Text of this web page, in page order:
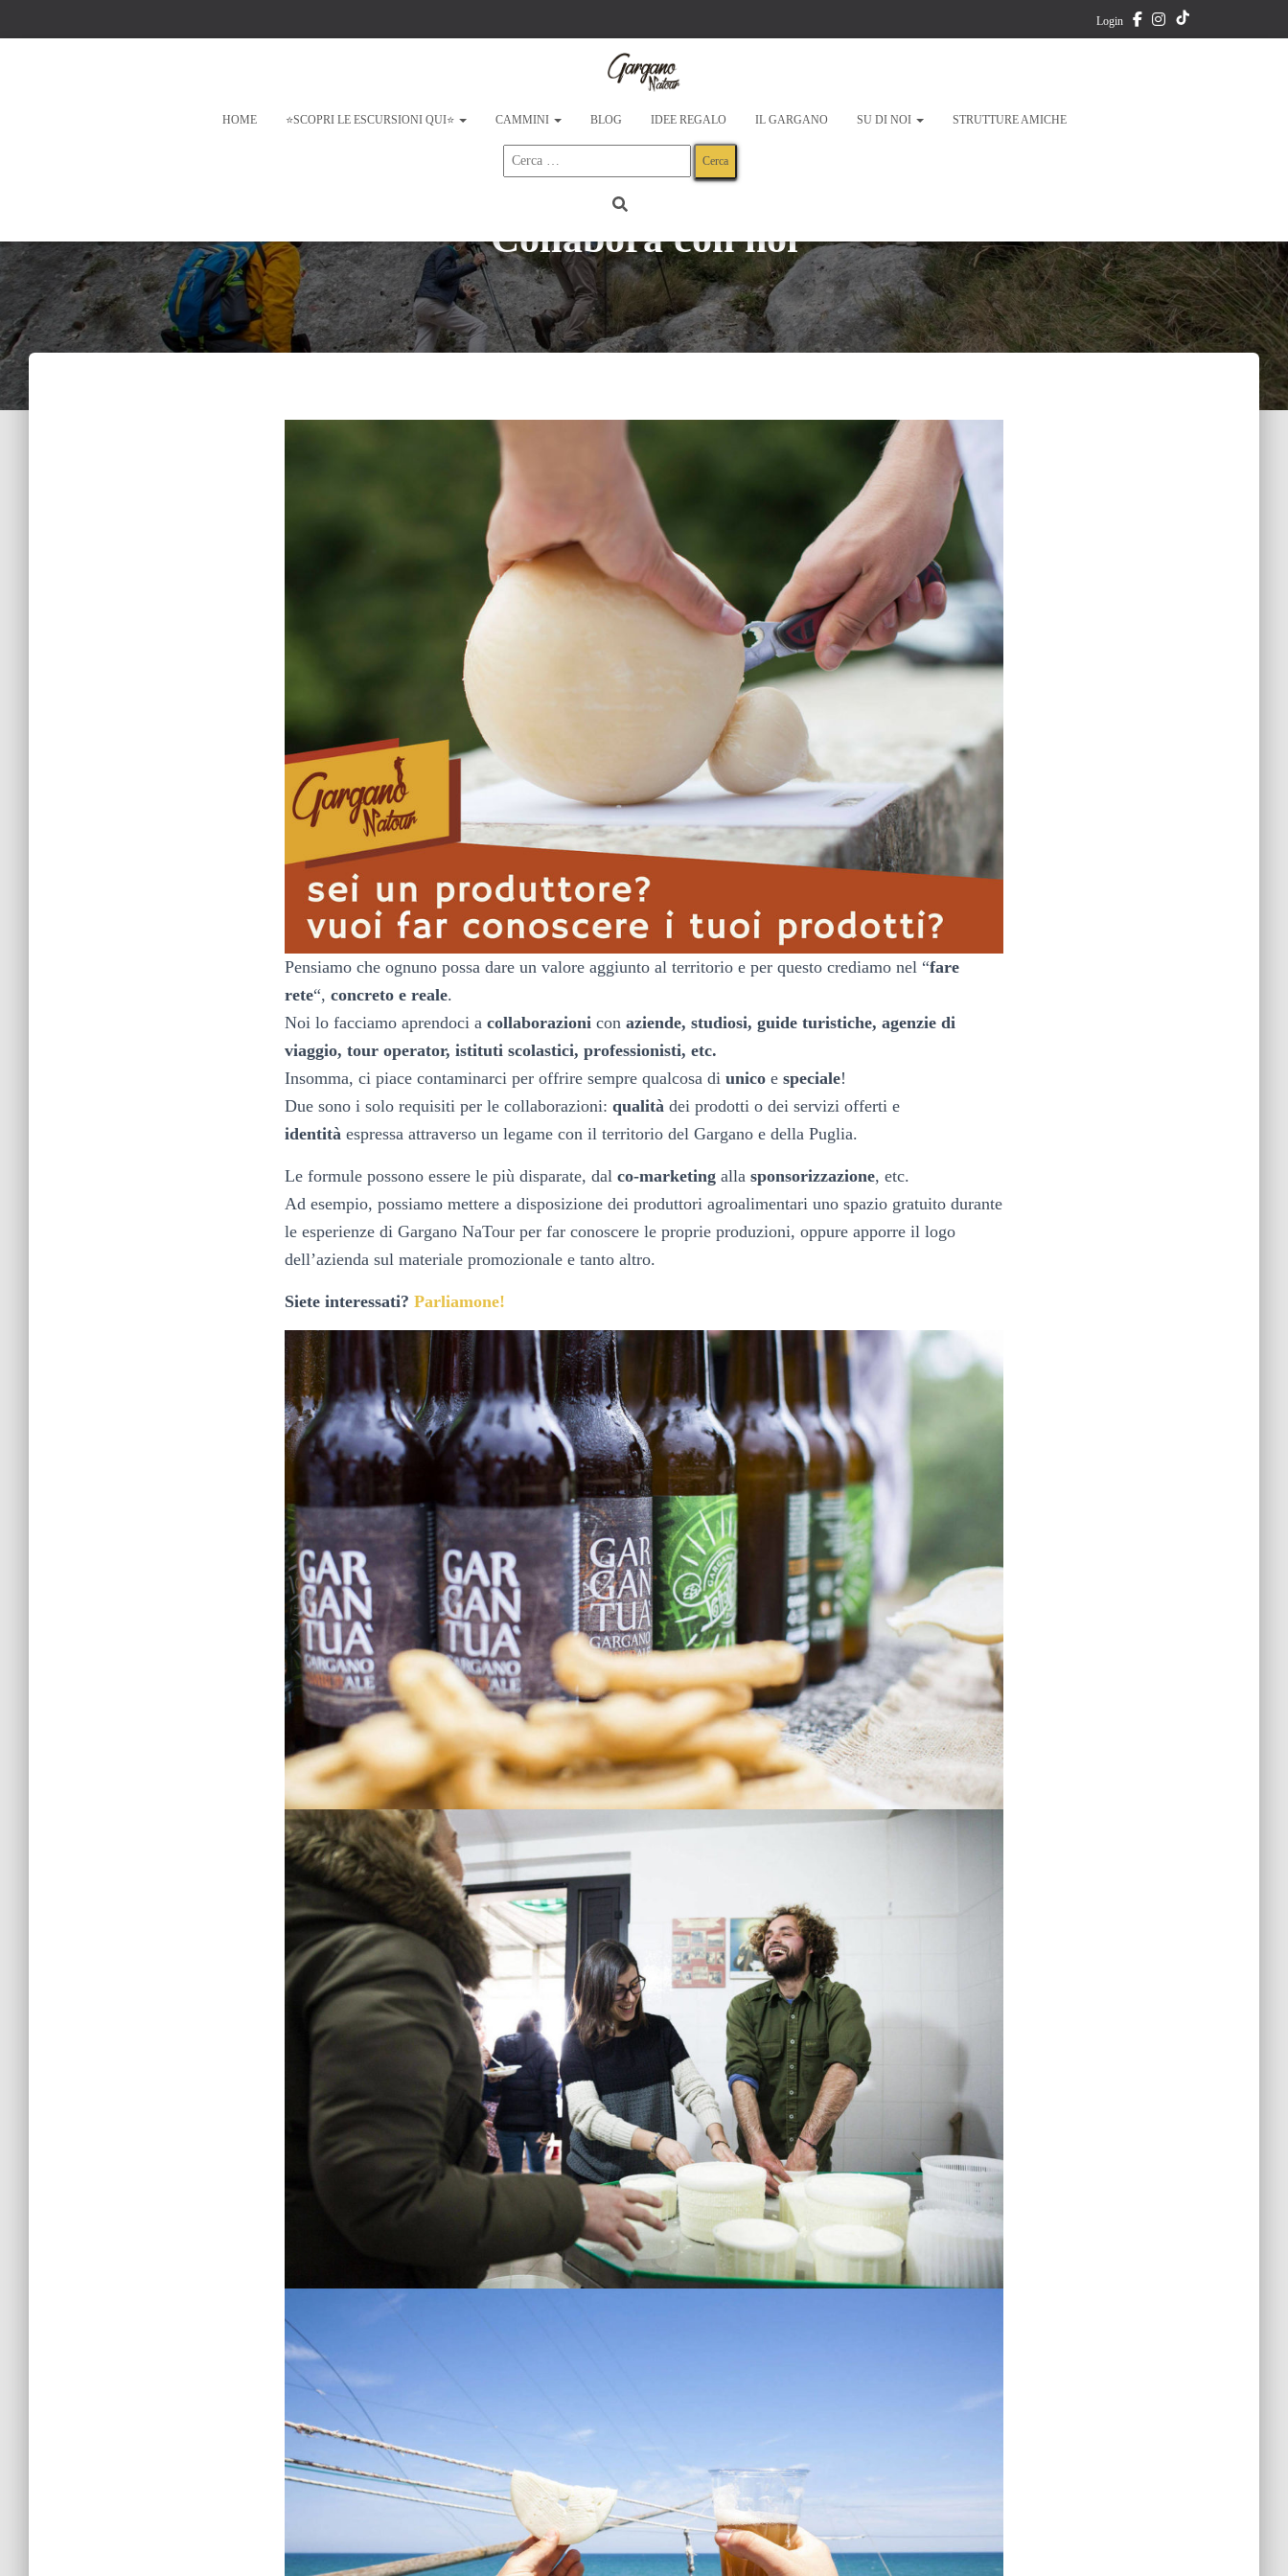
Login
HOME ⭐SCOPRI LE ESCURSIONI QUI⭐ CAMMINI BLOG IDEE REGALO IL GARGANO SU DI NOI STRUTTURE AMICHE
Ricerca
Collabora con noi
Pensiamo che ognuno possa dare un valore aggiunto al territorio e per questo crediamo nel “fare
rete“, concreto e reale.
Noi lo facciamo aprendoci a collaborazioni con aziende, studiosi, guide turistiche, agenzie di
viaggio, tour operator, istituti scolastici, professionisti, etc.
Insomma, ci piace contaminarci per offrire sempre qualcosa di unico e speciale!
Due sono i solo requisiti per le collaborazioni: qualità dei prodotti o dei servizi offerti e
identità espressa attraverso un legame con il territorio del Gargano e della Puglia.
Le formule possono essere le più disparate, dal co-marketing alla sponsorizzazione, etc.
Ad esempio, possiamo mettere a disposizione dei produttori agroalimentari uno spazio gratuito durante
le esperienze di Gargano NaTour per far conoscere le proprie produzioni, oppure apporre il logo
dell’azienda sul materiale promozionale e tanto altro.
Siete interessati? Parliamone!